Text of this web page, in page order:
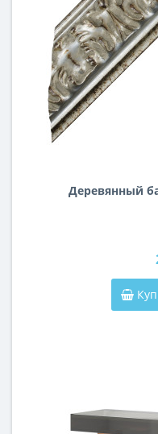
Деревянный